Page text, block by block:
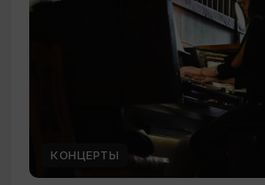
КОНЦЕРТЫ